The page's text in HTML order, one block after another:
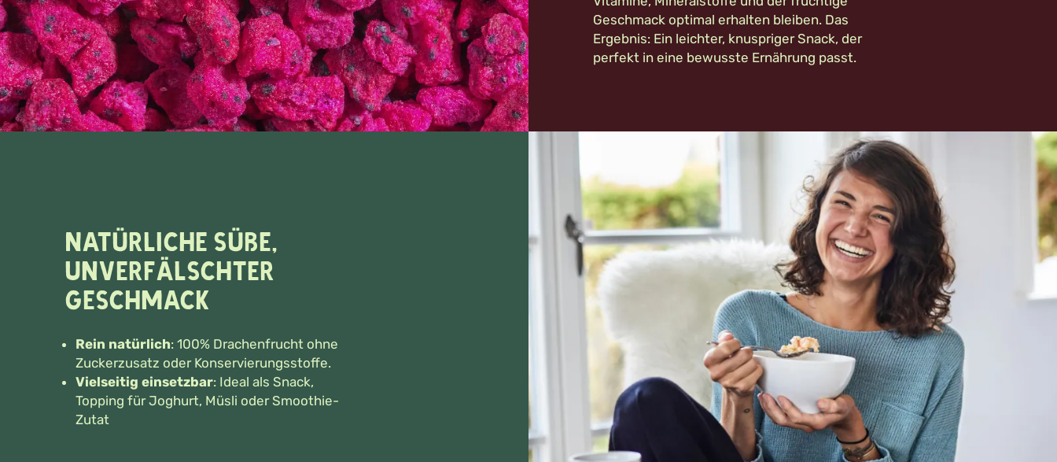
Geschmack optimal erhalten bleiben. Das
Ergebnis: Ein leichter, knuspriger Snack, der
perfekt in eine bewusste Ernährung passt.
Natürliche Süße,
unverfälschter
Geschmack
Rein natürlich: 100% Drachenfrucht ohne
Zuckerzusatz oder Konservierungsstoffe.
Vielseitig einsetzbar: Ideal als Snack,
Topping für Joghurt, Müsli oder Smoothie-
Zutat